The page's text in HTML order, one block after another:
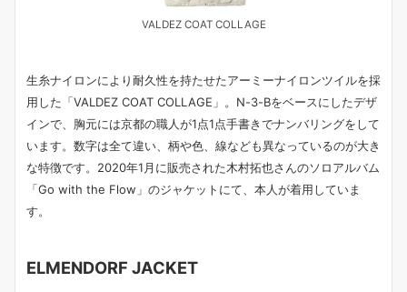
VALDEZ COAT COLLAGE
生糸ナイロンにより耐久性を持たせたアーミーナイロンツイルを採
用した「VALDEZ COAT COLLAGE」。N-3-Bをベースにしたデザ
インで、胸元には京都の職人が1点1点手書きでナンバリングをして
います。数字は全て違い、柄や色、線なども異なっているのが大き
な特徴です。2020年1月に販売された木村拓也さんのソロアルバム
「Go with the Flow」のジャケットにて、本人が着用していま
す。
ELMENDORF JACKET